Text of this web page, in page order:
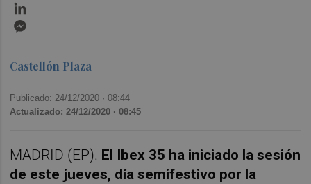
Castellón Plaza
Publicado: 24/12/2020 ·08:44
Actualizado: 24/12/2020 · 08:45
MADRID (EP). El Ibex 35 ha iniciado la sesión
de este jueves, día semifestivo por la